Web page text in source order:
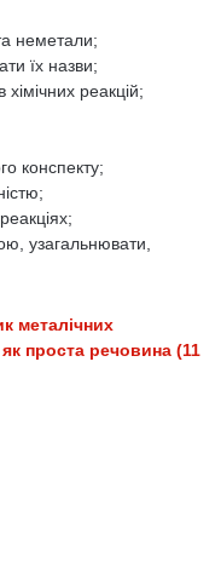
неметали;
їх назви;
реакцій;
конспекту;
узагальнювати,
металічних
як проста речовина (11